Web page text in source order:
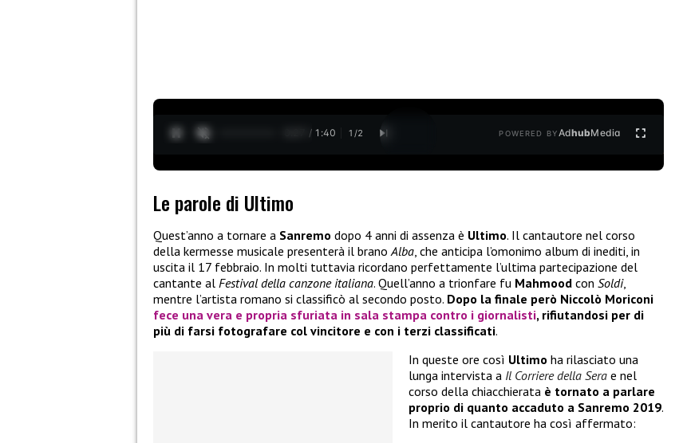
0:28 / 1:40 1 /2 POWERED BYAdhubMedia
Le parole di Ultimo
Quest’anno a tornare a Sanremo dopo 4 anni di assenza è Ultimo. Il cantautore nel corso
della kermesse musicale presenterà il branoAlba, che anticipa l’omonimo album di inediti, in
uscita il 17 febbraio. In molti tuttavia ricordano perfettamente l’ultima partecipazione del
cantante al Festival della canzone italiana. Quell’anno a trionfare fu Mahmood con Soldi,
mentre l’artista romano si classificò al secondo posto. Dopo la finale però Niccolò Moriconi
fece una vera e propria sfuriata in sala stampa contro i giornalisti, rifiutandosi per di
più di farsi fotografare col vincitore e con i terzi classificati.
In queste ore così Ultimo ha rilasciato una
lunga intervista a Il Corriere della Sera e nel
corso della chiacchierata è tornato a parlare
proprio di quanto accaduto a Sanremo 2019.
In merito il cantautore ha così affermato: